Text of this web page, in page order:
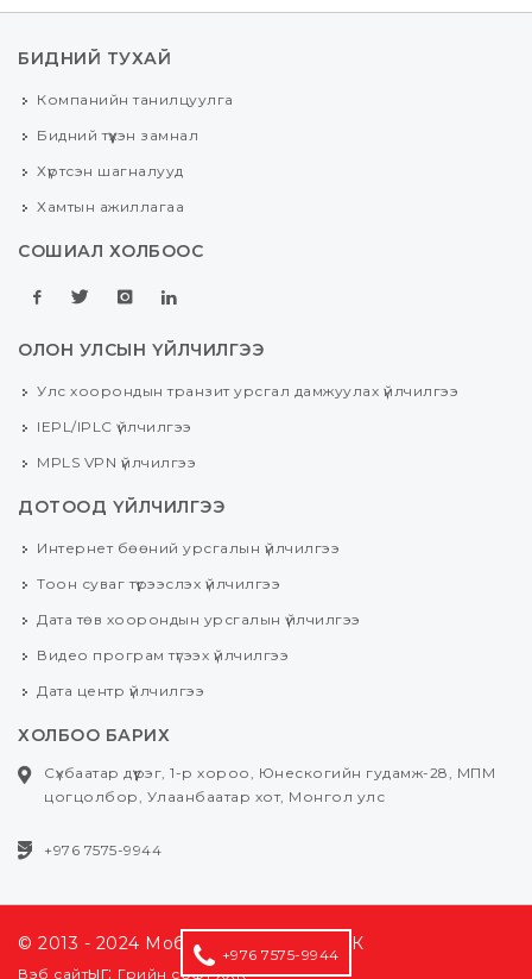
БИДНИЙ ТУХАЙ
Компанийн танилцуулга
Бидний түүхэн замнал
Хүртсэн шагналууд
Хамтын ажиллагаа
СОШИАЛ ХОЛБООС
ОЛОН УЛСЫН ҮЙЛЧИЛГЭЭ
Улс хоорондын транзит урсгал дамжуулах үйлчилгээ
IEPL/IPLC үйлчилгээ
MPLS VPN үйлчилгээ
ДОТООД ҮЙЛЧИЛГЭЭ
Интернет бөөний урсгалын үйлчилгээ
Тоон суваг түрээслэх үйлчилгээ
Дата төв хоорондын урсгалын үйлчилгээ
Видео програм түгээх үйлчилгээ
Дата центр үйлчилгээ
ХОЛБОО БАРИХ
Сүхбаатар дүүрэг, 1-р хороо, Юнескогийн гудамж-28, МПМ
цогцолбор, Улаанбаатар хот, Монгол улс
+976 7575-9944
© 2013 - 2024 Мобиком Нэтворкс ХХК
Вэб сайтыг: Грийн софт ХХК
+976 7575-9944